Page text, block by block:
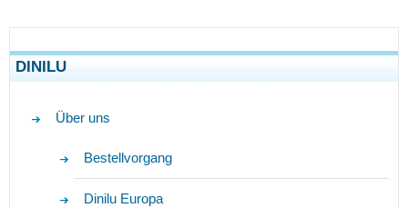
DINILU
Über uns
Bestellvorgang
Dinilu Europa